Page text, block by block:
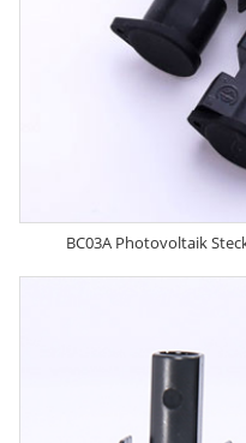
BC03A Photovoltaik